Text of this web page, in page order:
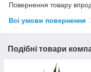
Повернення товару
Всі умови повернення
Подібні товари